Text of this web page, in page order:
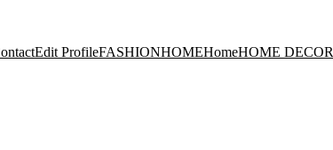
Edit ProfileFASHIONHOMEHomeHOME DECOR